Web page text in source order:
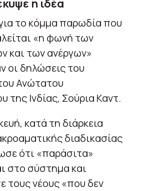
η ιδέα
το κόμμα παρωδία που
«η φωνή των
και των ανέργων»
οι δηλώσεις του
Ανώτατου
της Ινδίας, Σούρια Καντ.
κατά τη διάρκεια
διαδικασίας
ότι «παράσιτα»
στο σύστημα και
τους νέους «που δεν